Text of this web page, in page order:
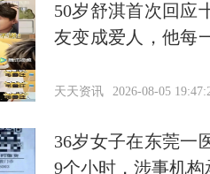
50岁舒淇首次回应
友变成爱人，他每
天天资讯 2026-08-05
36岁女子在东莞一
9个小时，涉事机